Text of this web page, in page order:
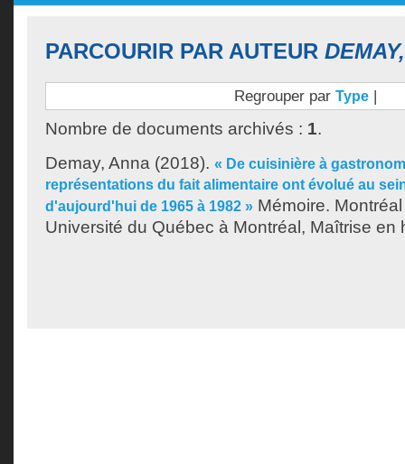
PARCOURIR PAR AUTEUR
Regrouper par Type |
Nombre de documents archivés : 1.
Demay, Anna (2018). « De cuisinière à
représentations du fait alimentaire ont évolué au
d'aujourd'hui de 1965 à 1982 » Mémoire.
Université du Québec à Montréal, Maîtrise en